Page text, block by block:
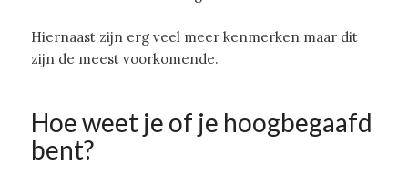
Hiernaast zijn erg veel meer kenmerken maar dit
zijn de meest voorkomende.
Hoe weet je of je hoogbegaafd
bent?